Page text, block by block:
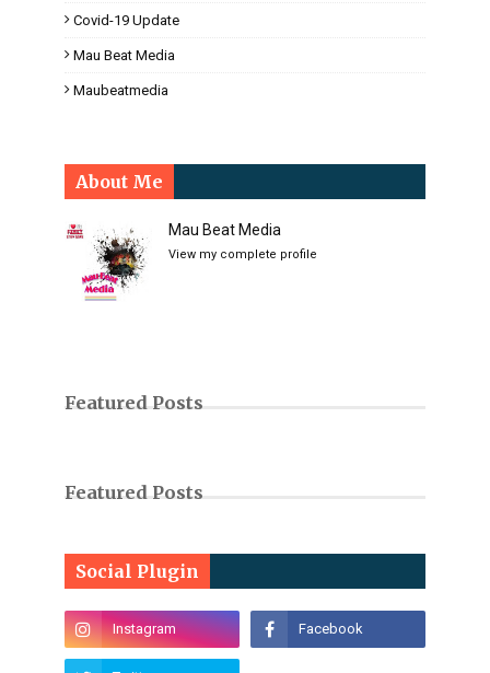
Covid-19 Update
Mau Beat Media
Maubeatmedia
About Me
Mau Beat Media
View my complete profile
Featured Posts
Featured Posts
Social Plugin